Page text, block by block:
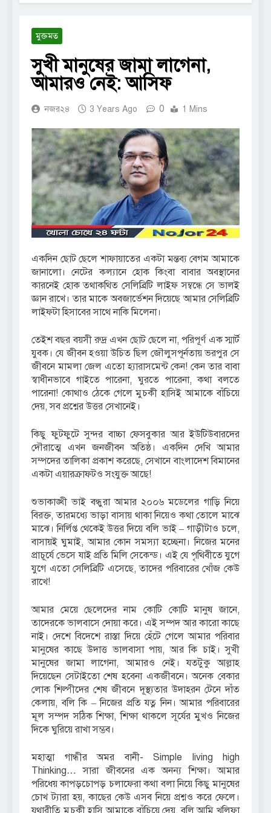
মুক্তমত
সুখী মানুষের জামা লাগেনা,
আমারও নেই: আসিফ
নজর২৪ 3 Years Ago 0 1 Mins
একদিন ছোট ছেলে শাফায়াতের একটা মন্তব্য বেগম আমাকে
জানালো। নেটের কল্যানে হোক কিংবা বাবার অবস্থানের
কারনেই হোক তথাকথিত সেলিব্রিটি লাইফ সম্বন্ধে সে ভালই
জ্ঞান রাখে। তার মাকে অবজার্ভেশন দিয়েছে আমার সেলিব্রিটি
লাইফটা হিসাবের সাথে নাকি মিলেনা।
তেইশ বছর বয়সী রুদ্র এখন ছোট ছেলে না, পরিপূর্ণ এক স্মার্ট
যুবক। যে জীবন হওয়া উচিত ছিল জৌলুসপূর্নতায় ভরপুর সে
জীবনে মামলা জেল এতো হ্যারাসমেন্ট কেন! কেন তার বাবা
স্বাধীনভাবে গাইতে পারেনা, ঘুরতে পারেনা, কথা বলতে
পারেনা! কোথাও ঠেকে গেলে মুচকী হাসিই আমাকে বাঁচিয়ে
দেয়, সব প্রশ্নের উত্তর সেখানেই।
কিছু ফুটফুটে সুন্দর বাচ্চা ফেসবুকার আর ইউটিউবারদের
দৌরাত্মে এখন জনজীবন অতিষ্ঠ। একদিন দেখি আমার
সম্পদের তালিকা প্রকাশ করেছে, সেখানে বাংলাদেশ বিমানের
একটা এয়ারক্রাফটও সংযুক্ত আছে!
শুভাকাঙ্খী ভাই বন্ধুরা আমার ২০০৬ মডেলের গাড়ি নিয়ে
বিরক্ত, তারমধ্যে ভাড়া বাসায় থাকা নিয়েও কথা তোলে মাঝে
মাঝে। নির্লিপ্ত থেকেই উত্তর দিয়ে বলি ভাই – গাড়ীটাও চলে,
বাসায়ই ঘুমাই, আমার কোন সমস্যা হচ্ছেনা। নিজের মনের
প্রাচূর্যে ভেসে যাই প্রতি মিলি সেকেন্ড। এই যে পৃথিবীতে যুগে
যুগে এতো সেলিব্রিটি এসেছে, তাদের পরিবারের খোঁজ কেউ
রাখে!
আমার মেয়ে ছেলেদের নাম কোটি কোটি মানুষ জানে,
তাদেরকে ভালবাসে দোয়া করে। এই সম্পদ আর কারো কাছে
নাই। দেশে বিদেশে রাস্তা দিয়ে হেঁটে গেলে আমার পরিবার
মানুষের কাছে উদাত্ত ভালবাসা পায়, আর কি চাই। সুখী
মানুষের জামা লাগেনা, আমারও নেই। যতটুকু আল্লাহ
দিয়েছেন সেটাইতো শেষ হবেনা একজীবনে। অনেক বেকার
লোক শিল্পীদের শেষ জীবনে দূস্থ্যতার উদাহরন টেনে দাঁত
কেলায়, বলি কি – নিজের প্রতি যত্ন নিন। আমার পরিবারের
মূল সম্পদ সঠিক শিক্ষা, শিক্ষা থাকলে সূর্যের মুখও নিজের
দিকে ঘুরিয়ে রাখা সম্ভব।
মহাত্মা গান্ধীর অমর বানী- Simple living high
Thinking… সারা জীবনের এক অনন্য শিক্ষা। আমার
পরিধেয় কাপড়চোপড় চলাফেরা কথা বলা নিয়ে কিছু মানুষের
চোখ ট্যারা হয়, কাছের কেউ এসব নিয়ে প্রশ্নও করে ফেলে।
যথারীতি মুচকী হাসি আমাকে বাঁচিয়ে দেয়, বলি আমি খলিফা